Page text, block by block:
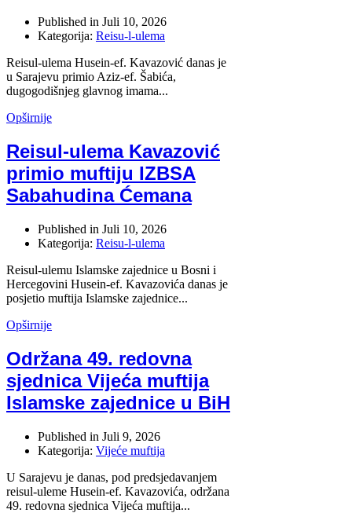
Published in Juli 10, 2026
Kategorija: Reisu-l-ulema
Reisul-ulema Husein-ef. Kavazović danas je
u Sarajevu primio Aziz-ef. Šabića,
dugogodišnjeg glavnog imama...
Opširnije
Reisul-ulema Kavazović
primio muftiju IZBSA
Sabahudina Ćemana
Published in Juli 10, 2026
Kategorija: Reisu-l-ulema
Reisul-ulemu Islamske zajednice u Bosni i
Hercegovini Husein-ef. Kavazovića danas je
posjetio muftija Islamske zajednice...
Opširnije
Održana 49. redovna
sjednica Vijeća muftija
Islamske zajednice u BiH
Published in Juli 9, 2026
Kategorija: Vijeće muftija
U Sarajevu je danas, pod predsjedavanjem
reisul-uleme Husein-ef. Kavazovića, održana
49. redovna sjednica Vijeća muftija...